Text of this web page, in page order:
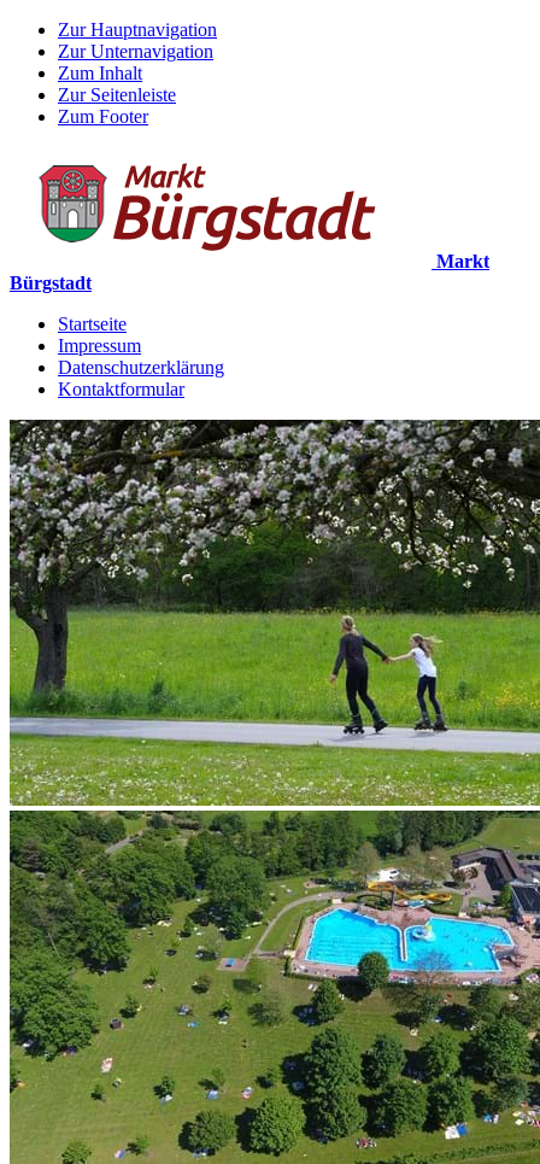
Zur Hauptnavigation
Zur Unternavigation
Zum Inhalt
Zur Seitenleiste
Zum Footer
Markt
Bürgstadt
Startseite
Impressum
Datenschutzerklärung
Kontaktformular